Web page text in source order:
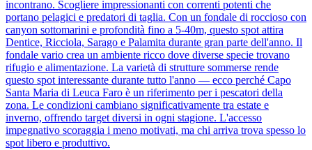
incontrano. Scogliere impressionanti con correnti potenti che
portano pelagici e predatori di taglia. Con un fondale di roccioso con
canyon sottomarini e profondità fino a 5-40m, questo spot attira
Dentice, Ricciola, Sarago e Palamita durante gran parte dell'anno. Il
fondale vario crea un ambiente ricco dove diverse specie trovano
rifugio e alimentazione. La varietà di strutture sommerse rende
questo spot interessante durante tutto l'anno — ecco perché Capo
Santa Maria di Leuca Faro è un riferimento per i pescatori della
zona. Le condizioni cambiano significativamente tra estate e
inverno, offrendo target diversi in ogni stagione. L'accesso
impegnativo scoraggia i meno motivati, ma chi arriva trova spesso lo
spot libero e produttivo.